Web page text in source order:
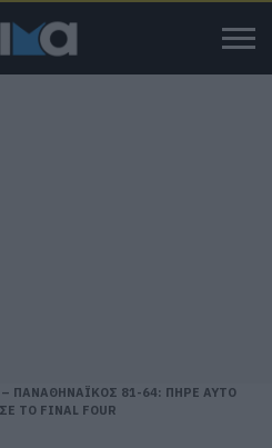
ΠΑΝΑΘΗΝΑΪΚΟΣ 81-64: ΠΗΡΕ ΑΥΤΟ
ΤΟ FINAL FOUR